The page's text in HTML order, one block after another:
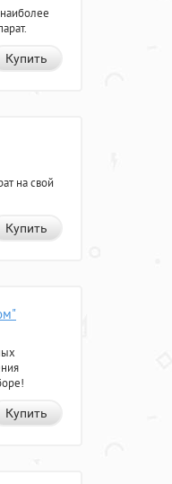
Купить
на свой
Купить
Купить